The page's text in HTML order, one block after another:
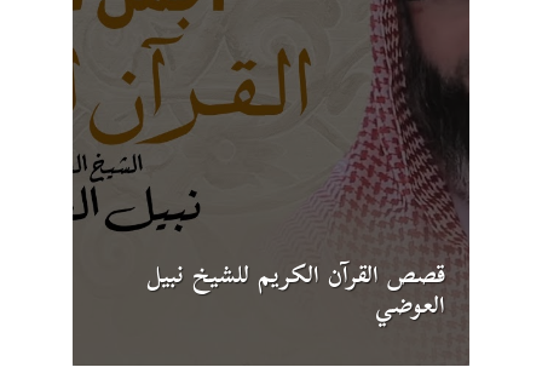
قصص القرآن الكريم للشيخ نبيل
العوضي